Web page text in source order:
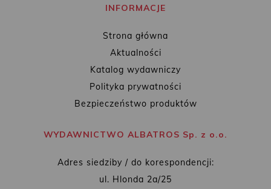
INFORMACJE
Strona główna
Aktualności
Katalog wydawniczy
Polityka prywatności
Bezpieczeństwo produktów
WYDAWNICTWO ALBATROS Sp. z o.o.
Adres siedziby / do korespondencji:
ul. Hlonda 2a/25